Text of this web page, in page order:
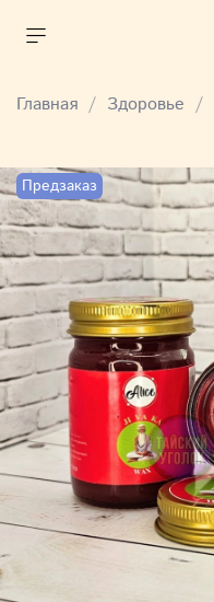
Главная Здоровье
Предзаказ